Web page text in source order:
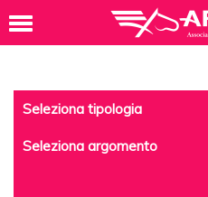
Seleziona tipologia
Seleziona argomento